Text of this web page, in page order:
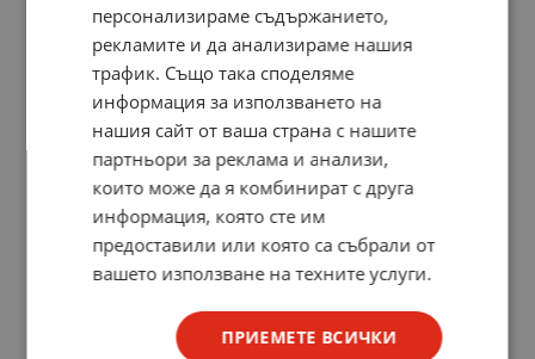
персонализираме съдържанието,
рекламите и да анализираме нашия
трафик. Също така споделяме
информация за използването на
нашия сайт от ваша страна с нашите
партньори за реклама и анализи,
които може да я комбинират с друга
информация, която сте им
предоставили или която са събрали от
вашето използване на техните услуги.
ПРИЕМЕТЕ ВСИЧКИ